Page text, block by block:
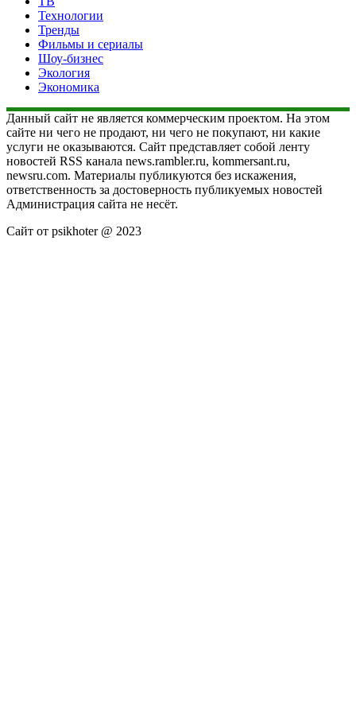
Технологии
Тренды
Фильмы и сериалы
Шоу-бизнес
Экология
Экономика
Данный сайт не является коммерческим проектом. На этом
сайте ни чего не продают, ни чего не покупают, ни какие
услуги не оказываются. Сайт представляет собой ленту
новостей RSS канала news.rambler.ru, kommersant.ru,
newsru.com. Материалы публикуются без искажения,
ответственность за достоверность публикуемых новостей
Администрация сайта не несёт.
Сайт от psikhoter @ 2023